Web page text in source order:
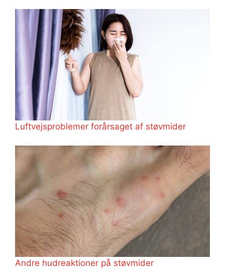
Luftvejsproblemer forårsaget af støvmider
Andre hudreaktioner på støvmider